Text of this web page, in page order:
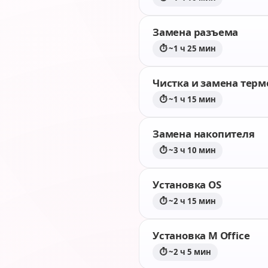
Замена разъема
⏱ ~1 ч 25 мин
Чистка и замена
⏱ ~1 ч 15 мин
Замена накопителя
⏱ ~3 ч 10 мин
Установка OS
⏱ ~2 ч 15 мин
Установка M Office
⏱ ~2 ч 5 мин